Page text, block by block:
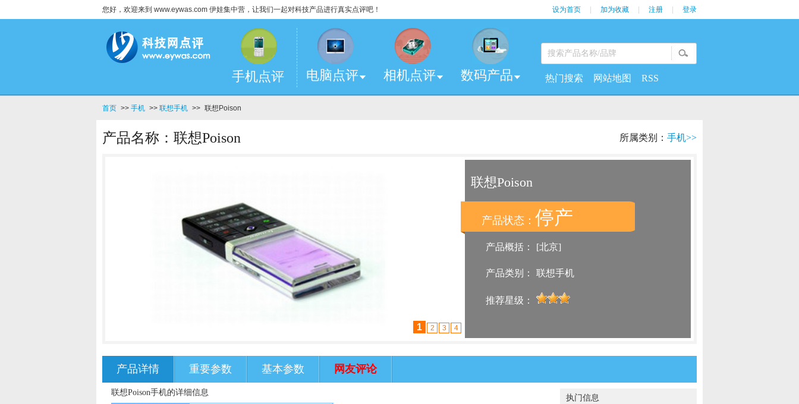
您好，欢迎来到 www.eywas.com 伊娃集中营，让我们一起对科技产品进行真实点评吧！ 设为首页 加为收藏 注册 登录
手机点评 电脑点评 相机点评 数码产品 热门搜索 网站地图 RSS
首页 >> 手机 >> 联想手机 >> 联想Poison
产品名称：联想Poison 所属类别： 手机>>
1 2 3 4
联想Poison
产品状态： 停产
产品概括： [北京]
产品类别： 联想手机
推荐星级：
产品详情 重要参数 基本参数 网友评论
联想Poison手机的详细信息
执门信息